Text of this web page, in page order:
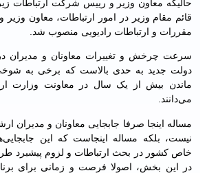
حالیکه معاون وزیر و رییس شرکت ارتباطات
قائم مقام وزیر در امور ارتباطات، معاون
مقررات و ارتباطات رادیویی منصوب شد.
سرعت چرخش و تغییرات معاونان و مدیران در
دولت جدید به حدی بالاست که برخی به
ماندن بیش از یک سال در معاونت وزارت
می‌دانند.
مساله اینجا صرفا جابجایی معاونان و مدیران
نیست، بلکه مساله اینجاست که این
خاص کشور در بحث ارتباطات و لزوم پیشبرد
در این بخش، اصولا فرصت و زمانی برای